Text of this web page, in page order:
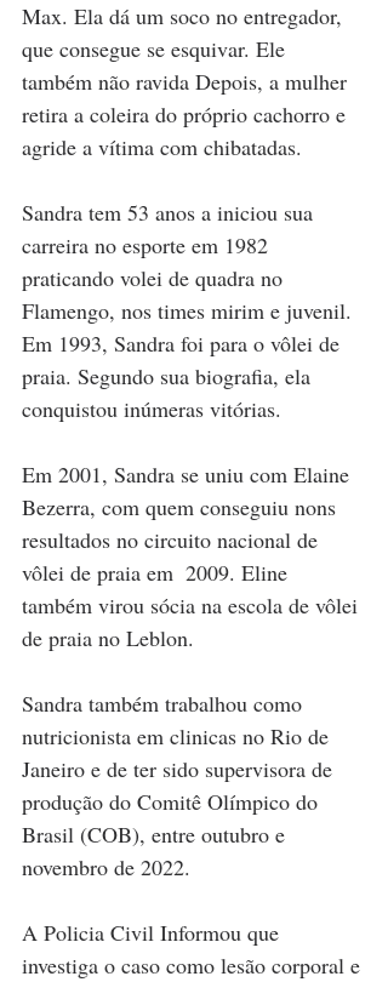
Max. Ela dá um soco no entregador,
que consegue se esquivar. Ele
também não ravida Depois, a mulher
retira a coleira do próprio cachorro e
agride a vítima com chibatadas.
Sandra tem 53 anos a iniciou sua
carreira no esporte em 1982
praticando volei de quadra no
Flamengo, nos times mirim e juvenil.
Em 1993, Sandra foi para o vôlei de
praia. Segundo sua biografia, ela
conquistou inúmeras vitórias.
Em 2001, Sandra se uniu com Elaine
Bezerra, com quem conseguiu nons
resultados no circuito nacional de
vôlei de praia em  2009. Eline
também virou sócia na escola de vôlei
de praia no Leblon.
Sandra também trabalhou como
nutricionista em clinicas no Rio de
Janeiro e de ter sido supervisora de
produção do Comitê Olímpico do
Brasil (COB), entre outubro e
novembro de 2022.
A Policia Civil Informou que
investiga o caso como lesão corporal e